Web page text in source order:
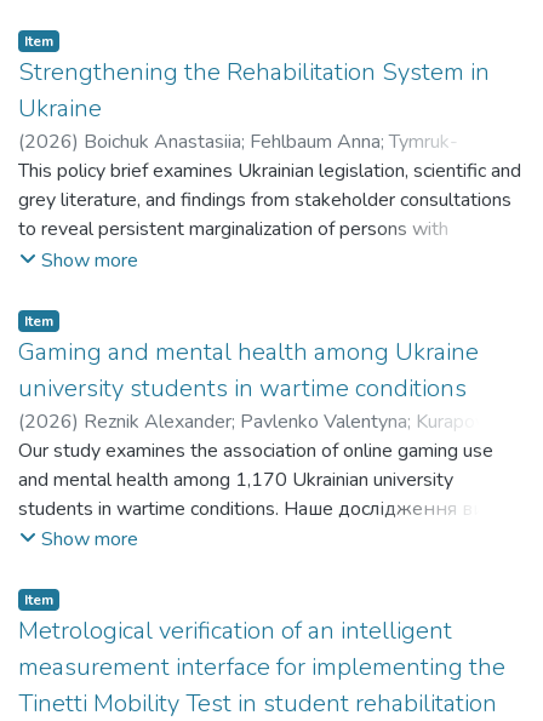
Item
Strengthening the Rehabilitation System in
Ukraine
(2026) Boichuk Anastasiia; Fehlbaum Anna;Tymruk-
Skoropad Kateryna;Duchenko Anna;Wyss Kaspar;
Prytherch Helen;Тимрук-Скоропад Катеринв
This policy brief examines Ukrainian legislation, scientific and
grey literature, and findings from stakeholder consultations
to reveal persistent marginalization of persons with
disabilities (PwD) and limited inclusion in education,
документі розглядається українське законодавство,
наукова та «сіра» література, а також висновки
консультацій із зацікавленими сторонами, щоб
виявити постійну маргіналізацію осіб з інвалідністю та
їх обмежене включення до освіти, зайнятості та
суспільного життя.
Show more
Item
Gaming and mental health among Ukraine
university students in wartime conditions
(2026) Reznik Alexander; Pavlenko Valentyna; Kurapov
Anton;Drozdov Alexander;Pavlova Iuliia;Korchakovaf
Nataliia;Isralowitz Richard ;Павлова Юлія
Our study examines the association of online gaming use
and mental health among 1,170 Ukrainian university
students in wartime conditions. Наше дослідження вивчає
зв'язок між використанням онлайн-ігор та психічним
університетів у воєнних умовах.
Show more
Item
Metrological verification of an intelligent
measurement interface for implementing the
Tinetti Mobility Test in student rehabilitation